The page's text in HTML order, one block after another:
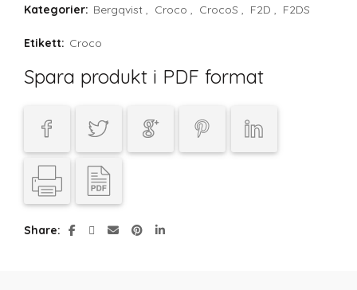
Kategorier: Bergqvist , Croco , CrocoS , F2D , F2DS
Etikett: Croco
Spara produkt i PDF format
Share